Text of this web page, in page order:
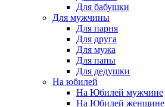
Для бабушки
Для мужчины
Для парня
Для друга
Для мужа
Для папы
Для дедушки
На юбилей
На Юбилей мужчине
На Юбилей женщине